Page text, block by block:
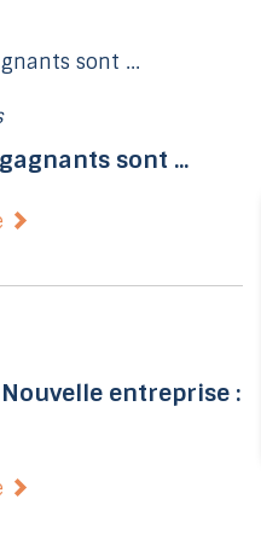
sont ...
entreprise :